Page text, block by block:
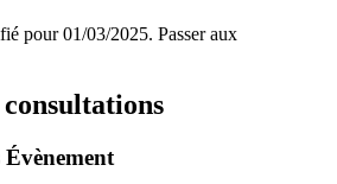
pour 01/03/2025. Passer aux